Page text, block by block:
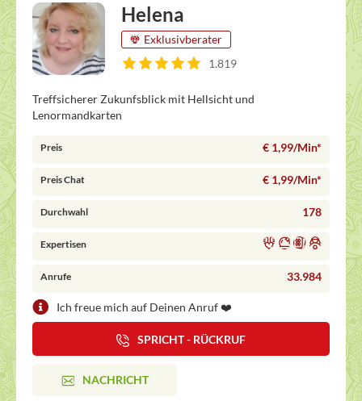
Helena
Exklusivberater
1.819
Treffsicherer Zukunfsblick mit Hellsicht und
Lenormandkarten
Preis € 1,99/Min*
Preis Chat € 1,99/Min*
Durchwahl 178
Expertisen
Anrufe 33.984
Ich freue mich auf Deinen Anruf ❤️
SPRICHT - RÜCKRUF
NACHRICHT